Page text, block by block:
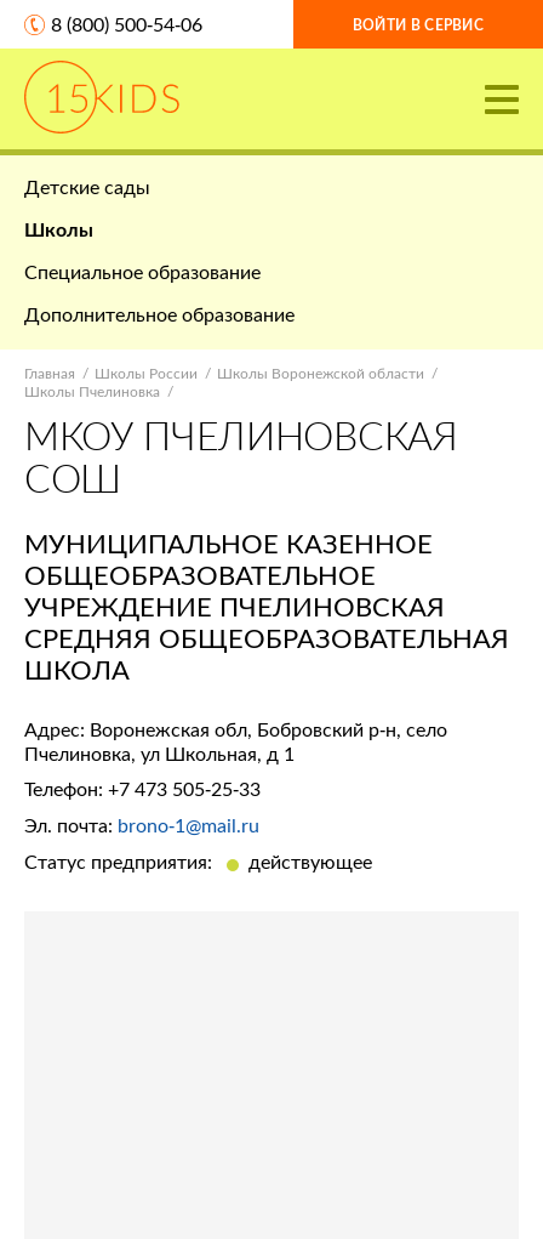
8 (800) 500-54-06 ВОЙТИ В СЕРВИС
Детские сады
Школы
Специальное образование
Дополнительное образование
Главная Школы России
Школы Воронежской области
Школы Пчелиновка
МКОУ ПЧЕЛИНОВСКАЯ
СОШ
МУНИЦИПАЛЬНОЕ КАЗЕННОЕ
ОБЩЕОБРАЗОВАТЕЛЬНОЕ
УЧРЕЖДЕНИЕ ПЧЕЛИНОВСКАЯ
СРЕДНЯЯ ОБЩЕОБРАЗОВАТЕЛЬНАЯ
ШКОЛА
Адрес: Воронежская обл, Бобровский р-н, село
Пчелиновка, ул Школьная, д 1
Телефон: +7 473 505-25-33
Эл. почта: brono-1@mail.ru
Статус предприятия:
действующее